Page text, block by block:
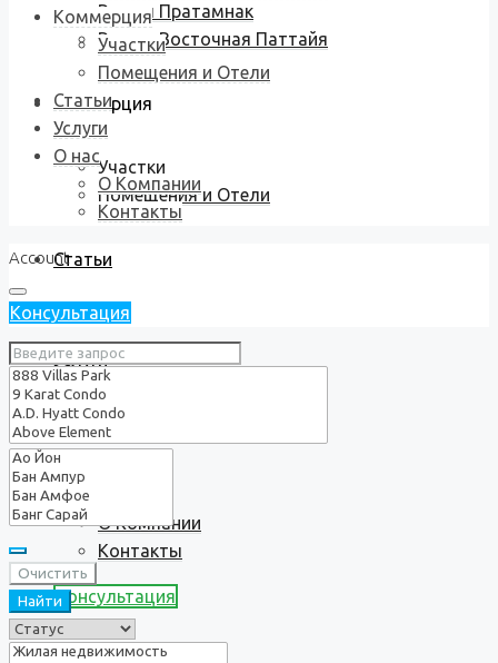
Виллы Пратамнак
Виллы Восточная Паттайя
Коммерция
Участки
Помещения и Отели
Статьи
Услуги
О нас
О Компании
Контакты
Консультация
Коммерция
Участки
Помещения и Отели
Статьи
Услуги
О нас
О Компании
Контакты
Account
Консультация
Очистить
Найти